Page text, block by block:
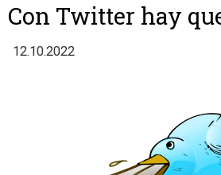
Con Twitter hay
12.10.2022